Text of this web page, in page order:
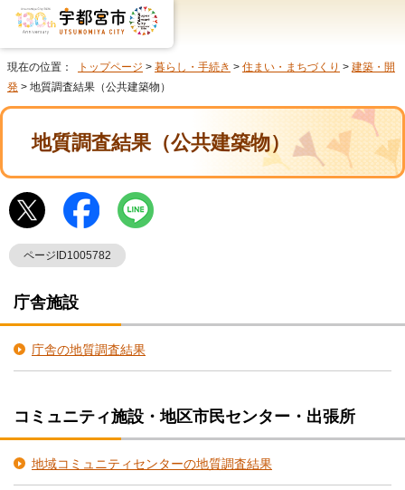
現在の位置： トップページ > 暮らし・手続き > 住まい・まちづくり > 建築・開
発 > 地質調査結果（公共建築物）
地質調査結果（公共建築物）
ページID1005782
庁舎施設
庁舎の地質調査結果
コミュニティ施設・地区市民センター・出張所
地域コミュニティセンターの地質調査結果